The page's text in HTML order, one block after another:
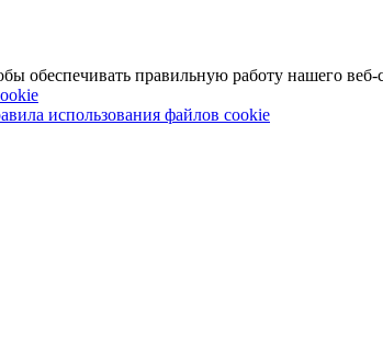
обеспечивать правильную работу нашего веб-
использования файлов cookie